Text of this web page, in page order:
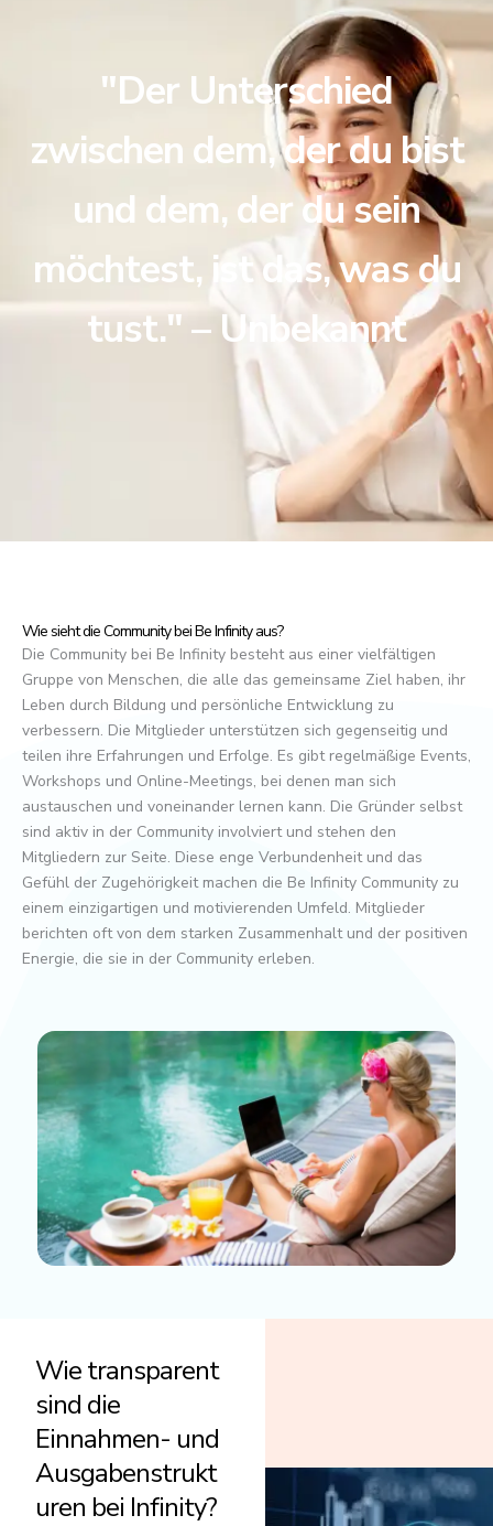
"Der Unterschied
zwischen dem, der du bist
und dem, der du sein
möchtest, ist das, was du
tust." – Unbekannt
Wie sieht die Community bei Be Infinity aus?
Die Community bei Be Infinity besteht aus einer vielfältigen
Gruppe von Menschen, die alle das gemeinsame Ziel haben, ihr
Leben durch Bildung und persönliche Entwicklung zu
verbessern. Die Mitglieder unterstützen sich gegenseitig und
teilen ihre Erfahrungen und Erfolge. Es gibt regelmäßige Events,
Workshops und Online-Meetings, bei denen man sich
austauschen und voneinander lernen kann. Die Gründer selbst
sind aktiv in der Community involviert und stehen den
Mitgliedern zur Seite. Diese enge Verbundenheit und das
Gefühl der Zugehörigkeit machen die Be Infinity Community zu
einem einzigartigen und motivierenden Umfeld. Mitglieder
berichten oft von dem starken Zusammenhalt und der positiven
Energie, die sie in der Community erleben.
Wie transparent
sind die
Einnahmen- und
Ausgabenstrukt
uren bei Infinity?